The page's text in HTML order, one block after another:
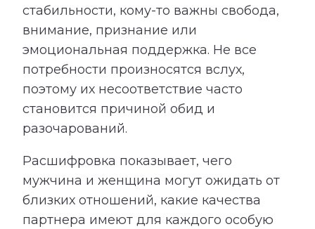
стабильности, кому-то важны свобода,
внимание, признание или
эмоциональная поддержка. Не все
потребности произносятся вслух,
поэтому их несоответствие часто
становится причиной обид и
разочарований.
Расшифровка показывает, чего
мужчина и женщина могут ожидать от
близких отношений, какие качества
партнера имеют для каждого особую